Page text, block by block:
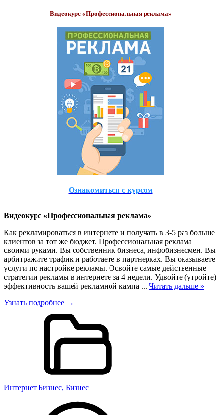
Видеокурс «Профессиональная реклама»
Ознакомиться с курсом
Видеокурс «Профессиональная реклама»
Как рекламироваться в интернете и получать в 3-5 раз больше
клиентов за тот же бюджет. Профессиональная реклама
своими руками. Вы собственник бизнеса, инфобизнесмен. Вы
арбитражите трафик и работаете в партнерках. Вы оказываете
услуги по настройке рекламы. Освойте самые действенные
стратегии рекламы в интернете за 4 недели. Удвойте (утройте)
эффективность вашей рекламной кампа ... Читать дальше »
Узнать подробнее →
Интернет Бизнес, Бизнес